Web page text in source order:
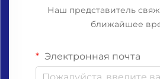
Наш представитель
ближайшее
Электронная почта